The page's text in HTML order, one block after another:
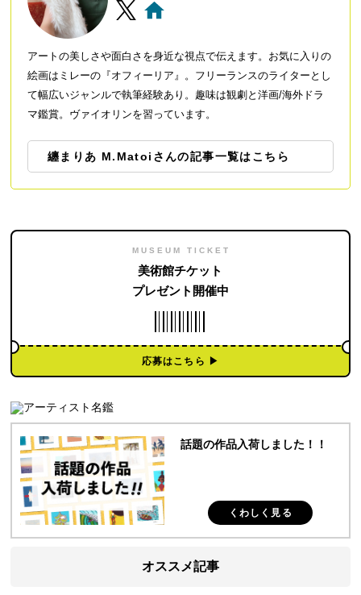
アートの美しさや面白さを身近な視点で伝えます。お気に入りの
絵画はミレーの『オフィーリア』。フリーランスのライターとし
て幅広いジャンルで執筆経験あり。趣味は観劇と洋画/海外ドラ
マ鑑賞。ヴァイオリンを習っています。
纏まりあ M.Matoiさんの記事一覧はこちら
MUSEUM TICKET
美術館チケット
プレゼント開催中
応募はこちら ▶︎
話題の作品入荷しました！！
くわしく見る
オススメ記事